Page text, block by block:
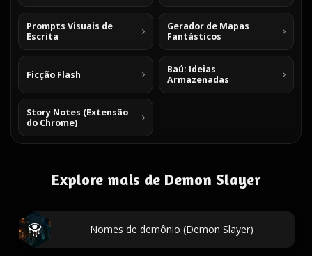
Prompts Visuais de
Escrita
Gerador de Mapas
Fantásticos
Ficção Flash
Baú: Ideias
Armazenadas
Story Notes (Extensão
do Chrome)
Explore mais de Demon Slayer
Nomes de demônio (Demon Slayer)